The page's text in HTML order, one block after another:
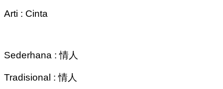
Arti : Cinta
Sederhana : 情人
Tradisional : 情人